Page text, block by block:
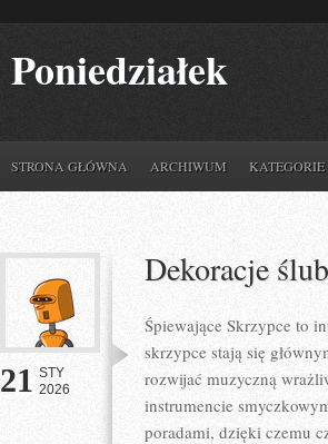
Poniedziałek
STRONA GŁÓWNA ARCHIWUM KATEGORIE
21 STY
2026
Dekoracje
Śpiewające Skrzypce to
skrzypce stają się
rozwijać muzyczną
instrumencie
poradami, dzięki czemu